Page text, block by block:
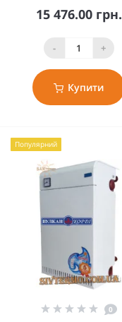
15 476.00 грн.
- +
Купити
Популярний
0